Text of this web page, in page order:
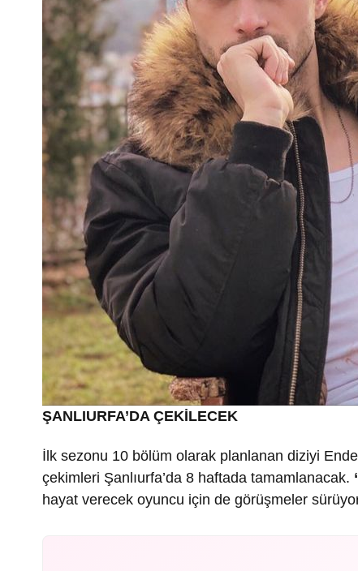
ŞANLIURFA’DA ÇEKİLECEK
İlk sezonu 10 bölüm olarak planlanan diziyi
çekimleri Şanlıurfa’da 8 haftada tamamlanacak.
hayat verecek oyuncu için de görüşmeler